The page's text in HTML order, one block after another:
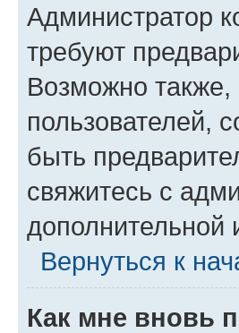
Администратор
требуют
Возможно также,
пользователей,
быть
свяжитесь с
Вернуться к
Как мне вновь